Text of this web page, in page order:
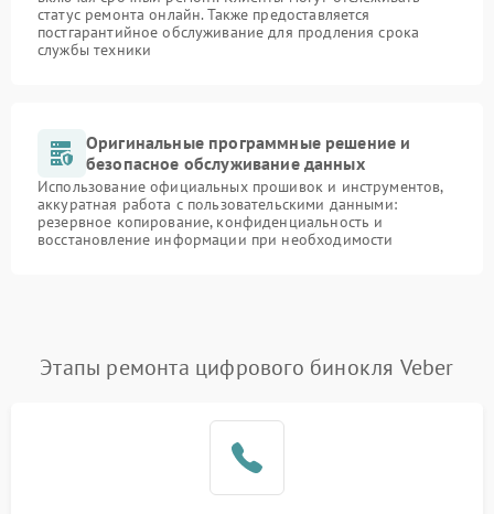
статус ремонта онлайн. Также предоставляется
постгарантийное обслуживание для продления срока
службы техники
Оригинальные программные решение и
безопасное обслуживание данных
Использование официальных прошивок и инструментов,
аккуратная работа с пользовательскими данными:
резервное копирование, конфиденциальность и
восстановление информации при необходимости
Этапы ремонта цифрового бинокля Veber